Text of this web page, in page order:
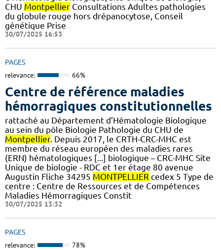
CHU Montpellier Consultations Adultes pathologies
du globule rouge hors drépanocytose, Conseil
génétique Prise
30/07/2025 16:53
PAGES
relevance: 66%
Centre de référence maladies
hémorragiques constitutionnelles
rattaché au Département d’Hématologie Biologique
au sein du pôle Biologie Pathologie du CHU de
Montpellier. Depuis 2017, le CRTH-CRC-MHC est
membre du réseau européen des maladies rares
(ERN) hématologiques [...] biologique – CRC-MHC Site
Unique de biologie - RDC et 1er étage 80 avenue
Augustin Fliche 34295 MONTPELLIER cedex 5 Type de
centre : Centre de Ressources et de Compétences
Maladies Hémorragiques Constit
30/07/2025 13:32
PAGES
relevance: 78%